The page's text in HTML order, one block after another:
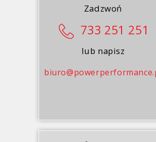
Zadzwoń
733 251 251
lub napisz